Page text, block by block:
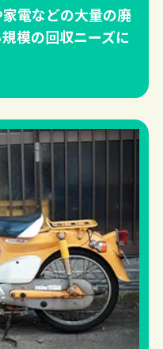
電などの大量の廃
模の回収ニーズに